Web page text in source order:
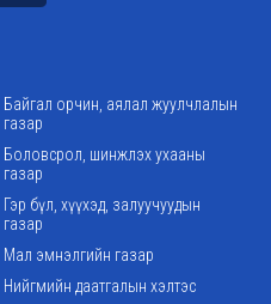
Байгал орчин, аялал жуулчлалын
газар
Боловсрол, шинжлэх ухааны
газар
Гэр бүл, хүүхэд, залуучуудын
газар
Мал эмнэлгийн газар
Нийгмийн даатгалын хэлтэс